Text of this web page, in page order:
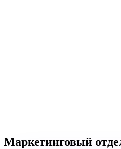
Маркетинговый